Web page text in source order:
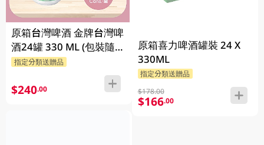
原箱台灣啤酒 金牌台灣啤
酒24罐 330 ML (包裝隨
機發放)
指定分類送贈品
$240.00
原箱喜力啤酒罐裝 24 X
330ML
指定分類送贈品
$178.00
$166.00